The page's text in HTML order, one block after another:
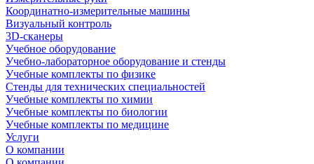
Координатно-измерительные машины
Визуальный контроль
3D-сканеры
Учебное оборудование
Учебно-лабораторное оборудование и стенды
Учебные комплекты по физике
Стенды для технических специальностей
Учебные комплекты по химии
Учебные комплекты по биологии
Учебные комплекты по медицине
Услуги
О компании